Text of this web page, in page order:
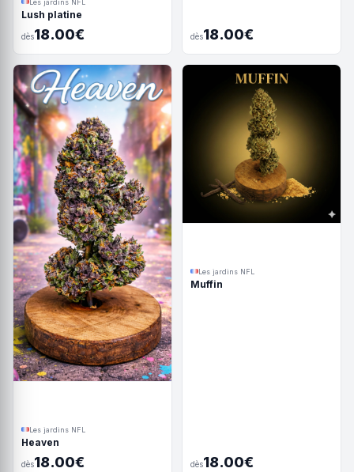
Les jardins NFL
Lush platine
dès18.00€ dès18.00€
Les jardins NFL
Heaven
dès18.00€
Les jardins NFL
Muffin
dès18.00€